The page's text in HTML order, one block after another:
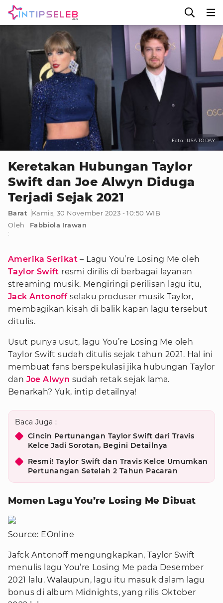
Foto : USA TODAY
Keretakan Hubungan Taylor
Swift dan Joe Alwyn Diduga
Terjadi Sejak 2021
Barat
Kamis, 30 November 2023 - 10:50 WIB
Oleh
:
Fabbiola Irawan
Amerika Serikat – Lagu You’re Losing Me oleh
Taylor Swift resmi dirilis di berbagai layanan
streaming musik. Mengiringi perilisan lagu itu,
Jack Antonoffselaku produser musik Taylor,
membagikan kisah di balik kapan lagu tersebut
ditulis.
Usut punya usut, lagu You’re Losing Me oleh
Taylor Swift sudah ditulis sejak tahun 2021. Hal ini
membuat fans berspekulasi jika hubungan Taylor
dan Joe Alwyn sudah retak sejak lama.
Benarkah? Yuk, intip detailnya!
Baca Juga :
Cincin Pertunangan Taylor Swift dari Travis
Kelce Jadi Sorotan, Begini Detailnya
Resmi! Taylor Swift dan Travis Kelce Umumkan
Pertunangan Setelah 2 Tahun Pacaran
Momen Lagu You’re Losing Me Dibuat
Source: EOnline
Jafck Antonoff mengungkapkan, Taylor Swift
menulis lagu You’re Losing Me pada Desember
2021 lalu. Walaupun, lagu itu masuk dalam lagu
bonus di album Midnights, yang rilis Oktober